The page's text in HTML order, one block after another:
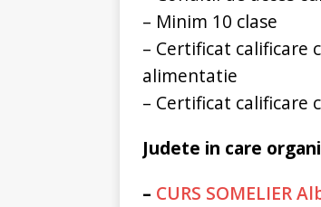
– Minim 10 clase
– Certificat calificare
alimentatie
– Certificat calificare
Judete in care
– CURS SOMELIER